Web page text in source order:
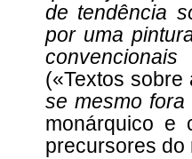
de tendência
por uma
(«Textos
se mesmo
monárquico e
precursores do